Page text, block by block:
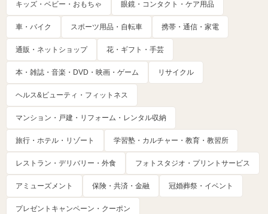
キッズ・ベビー・おもちゃ 眼鏡・コンタクト・ケア用品
車・バイク スポーツ用品・自転車 携帯・通信・家電
通販・ネットショップ 花・ギフト・手芸
本・雑誌・音楽・DVD・映画・ゲーム リサイクル
ヘルス&ビューティ・フィットネス
マンション・戸建・リフォーム・レンタル収納
旅行・ホテル・リゾート 学習塾・カルチャー・教育・教習所
レストラン・デリバリー・外食 フォトスタジオ・プリントサービス
アミューズメント 保険・共済・金融 冠婚葬祭・イベント
プレゼントキャンペーン・クーポン